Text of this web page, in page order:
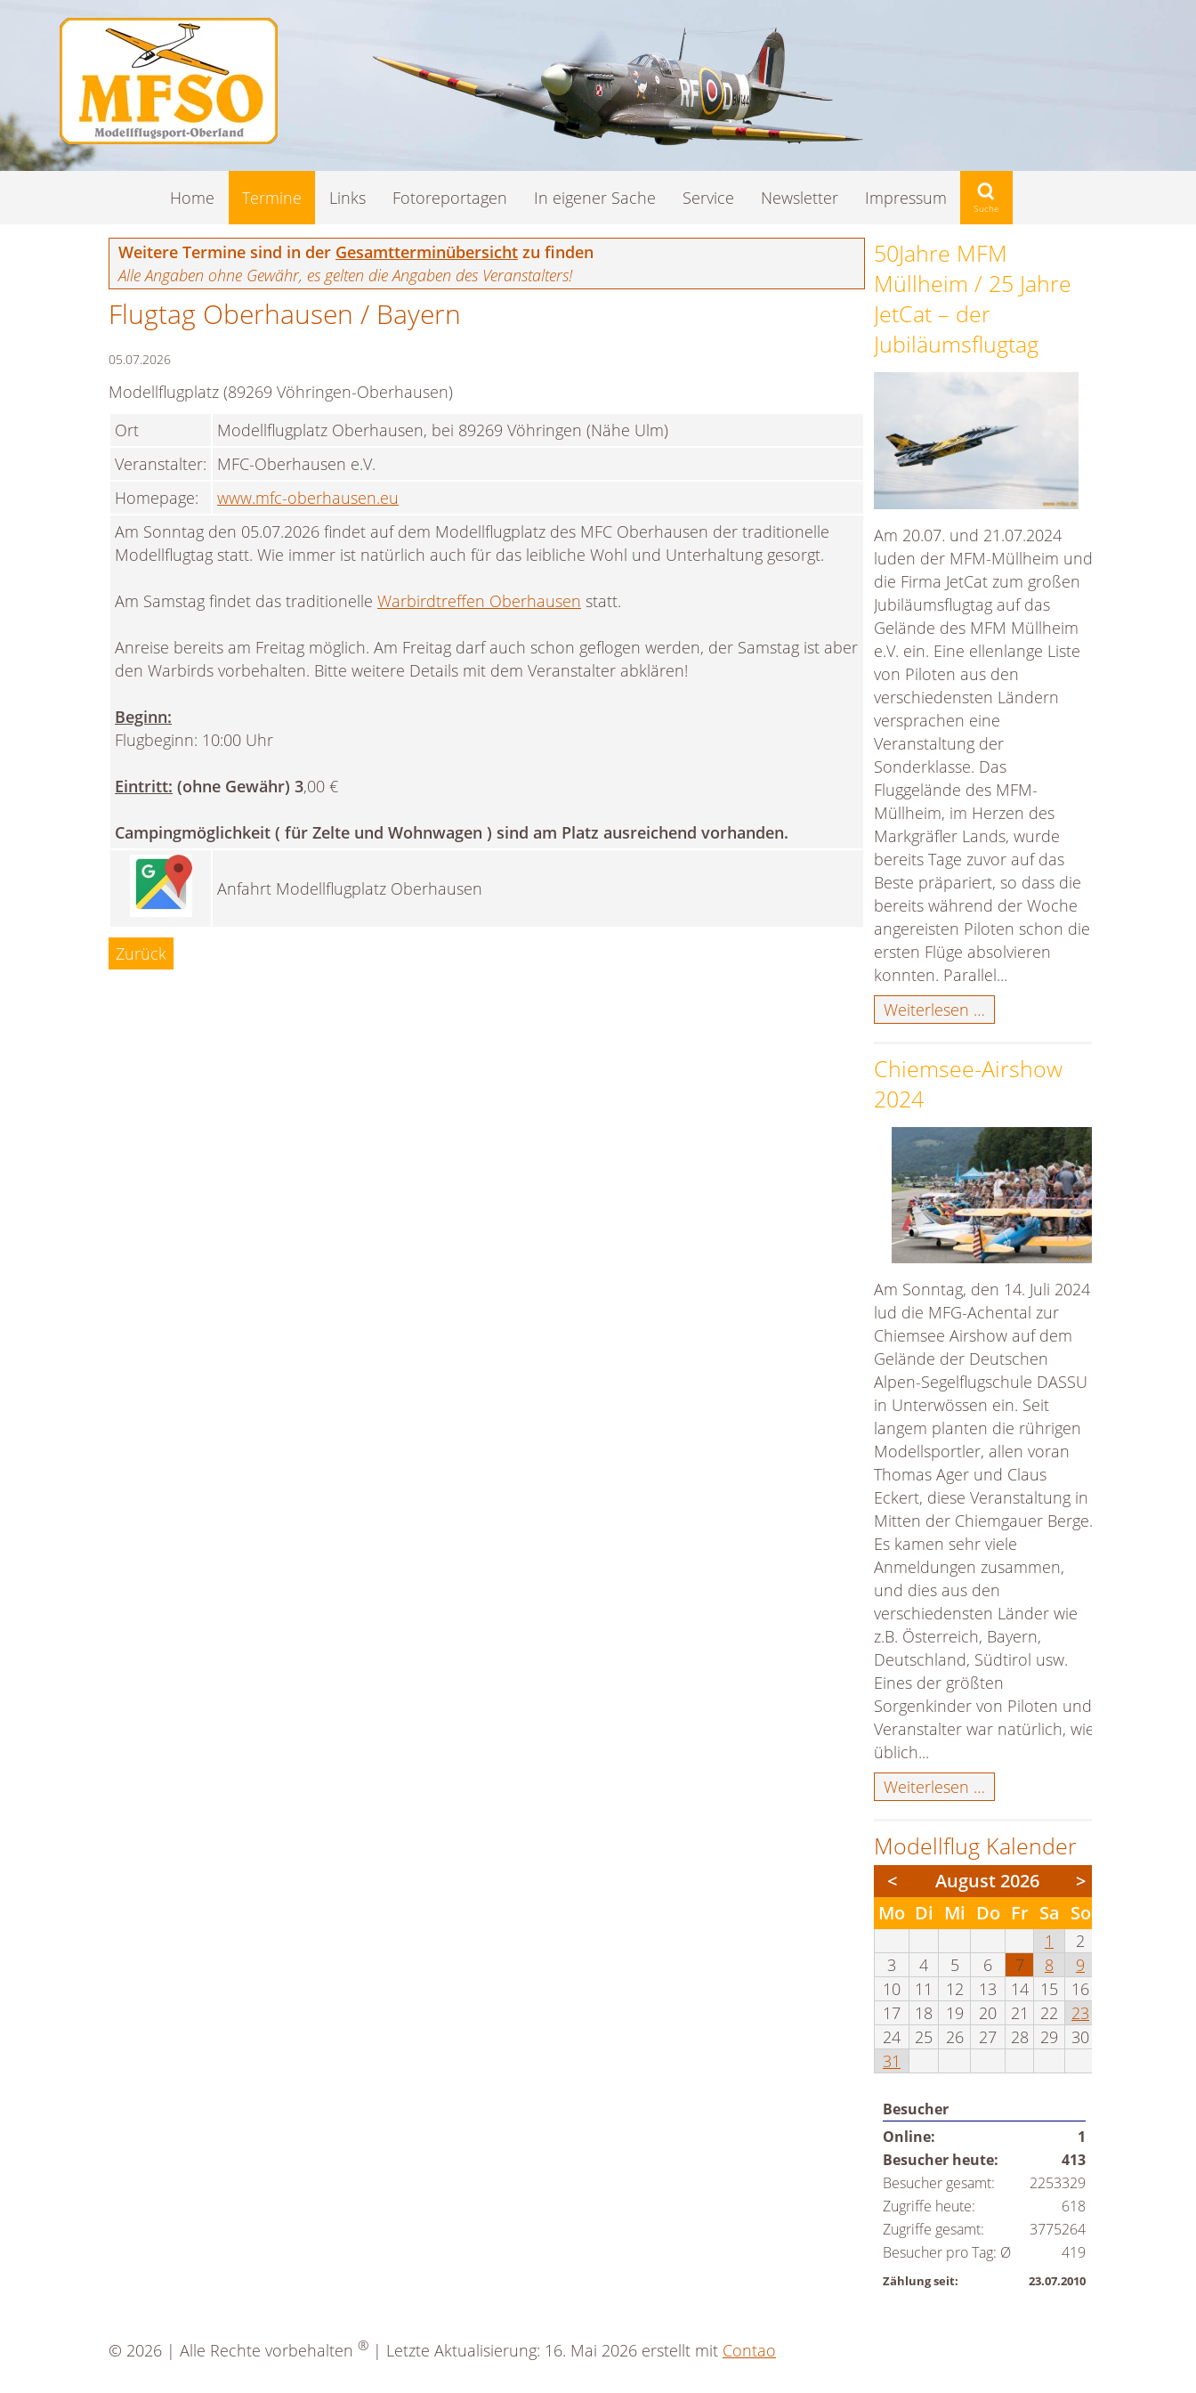
überspringen
Home Termine Links Fotoreportagen In eigener Sache Service Newsletter Impressum
Weitere Termine sind in der Gesamtterminübersicht zu finden
Alle Angaben ohne Gewähr, es gelten die Angaben des Veranstalters!
Flugtag Oberhausen / Bayern
05.07.2026
Modellflugplatz (89269 Vöhringen-Oberhausen)
Ort
Modellflugplatz Oberhausen, bei 89269 Vöhringen (Nähe Ulm)
Veranstalter: MFC-Oberhausen e.V.
Homepage:
www.mfc-oberhausen.eu
Am Sonntag den 05.07.2026 findet auf dem Modellflugplatz des MFC Oberhausen der traditionelle
Modellflugtag statt. Wie immer ist natürlich auch für das leibliche Wohl und Unterhaltung gesorgt.
Am Samstag findet das traditionelle Warbirdtreffen Oberhausen statt.
Anreise bereits am Freitag möglich. Am Freitag darf auch schon geflogen werden, der Samstag ist aber
den Warbirds vorbehalten. Bitte weitere Details mit dem Veranstalter abklären!
Beginn:
Flugbeginn: 10:00 Uhr
Eintritt: (ohne Gewähr) 3,00 €
Campingmöglichkeit ( für Zelte und Wohnwagen ) sind am Platz ausreichend vorhanden.
Anfahrt Modellflugplatz Oberhausen
Zurück
50Jahre MFM
Müllheim / 25 Jahre
JetCat – der
Jubiläumsflugtag
Am 20.07. und 21.07.2024
luden der MFM-Müllheim und
die Firma JetCat zum großen
Jubiläumsflugtag auf das
Gelände des MFM Müllheim
e.V. ein. Eine ellenlange Liste
von Piloten aus den
verschiedensten Ländern
versprachen eine
Veranstaltung der
Sonderklasse. Das
Fluggelände des MFM-
Müllheim, im Herzen des
Markgräfler Lands, wurde
bereits Tage zuvor auf das
Beste präpariert, so dass die
bereits während der Woche
angereisten Piloten schon die
ersten Flüge absolvieren
konnten. Parallel...
Weiterlesen …
/
Jahre
JetCat
–
der
Jubiläumsflugtag
Chiemsee-Airshow
2024
Am Sonntag, den 14. Juli 2024
lud die MFG-Achental zur
Chiemsee Airshow auf dem
Gelände der Deutschen
Alpen-Segelflugschule DASSU
in Unterwössen ein. Seit
langem planten die rührigen
Modellsportler, allen voran
Thomas Ager und Claus
Eckert, diese Veranstaltung in
Mitten der Chiemgauer Berge.
Es kamen sehr viele
Anmeldungen zusammen,
und dies aus den
verschiedensten Länder wie
z.B. Österreich, Bayern,
Deutschland, Südtirol usw.
Eines der größten
Sorgenkinder von Piloten und
Veranstalter war natürlich, wie
üblich...
Weiterlesen …
2024
Modellflug Kalender
< August 2026
>
Montag
Di enstag
Mi ttwoch
Donnerstag
Freitag
Sa mstag
Sonntag
1
2
3
4 5 6 7 8
9
10
11 12 13 14 15
16
17
18 19 20 21 22
23
24
25 26 27 28 29
30
31
Besucher
Online:
1
Besucher heute:
413
Besucher gesamt:
2253329
Zugriffe heute:
618
Zugriffe gesamt:
3775264
Besucher pro Tag: Ø
419
Zählung seit: 23.07.2010
© 2026 | Alle Rechte vorbehalten ® | Letzte Aktualisierung: 16. Mai 2026 erstellt mit Contao